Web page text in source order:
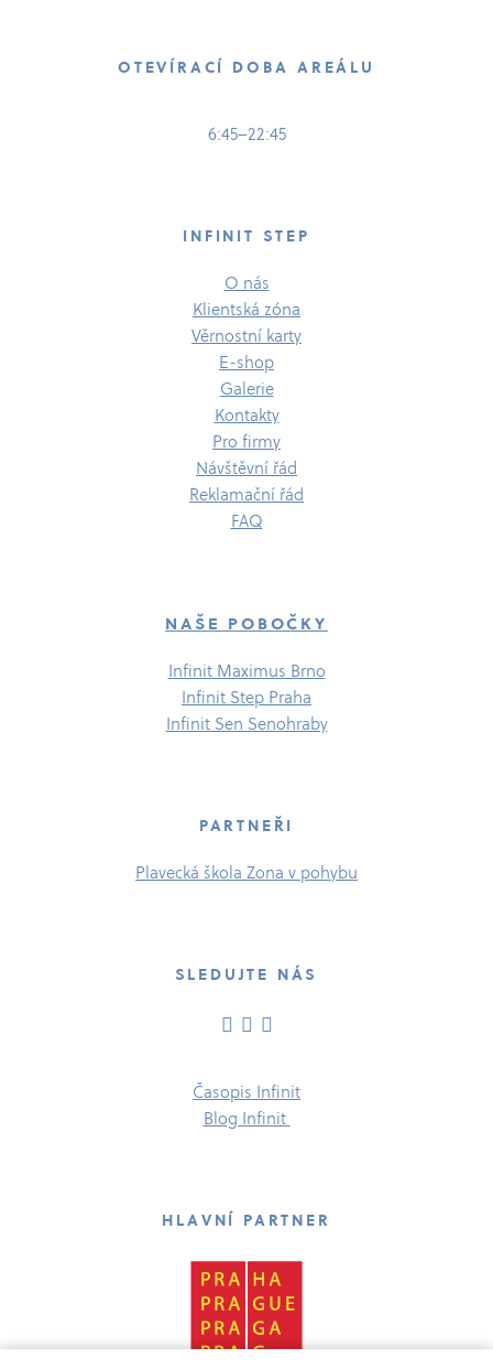
OTEVÍRACÍ DOBA AREÁLU
6:45–22:45
INFINIT STEP
O nás
Klientská zóna
Věrnostní karty
E-​shop
Galerie
Kontakty
Pro firmy
Návštěvní řád
Reklamační řád
FAQ
NAŠE POBOČKY
Infinit Maximus Brno
Infinit Step Praha
Infinit Sen Senohraby
PARTNEŘI
Plavecká škola Zona v pohybu
SLEDUJTE NÁS
Časopis Infinit
Blog Infinit
HLAVNÍ PARTNER